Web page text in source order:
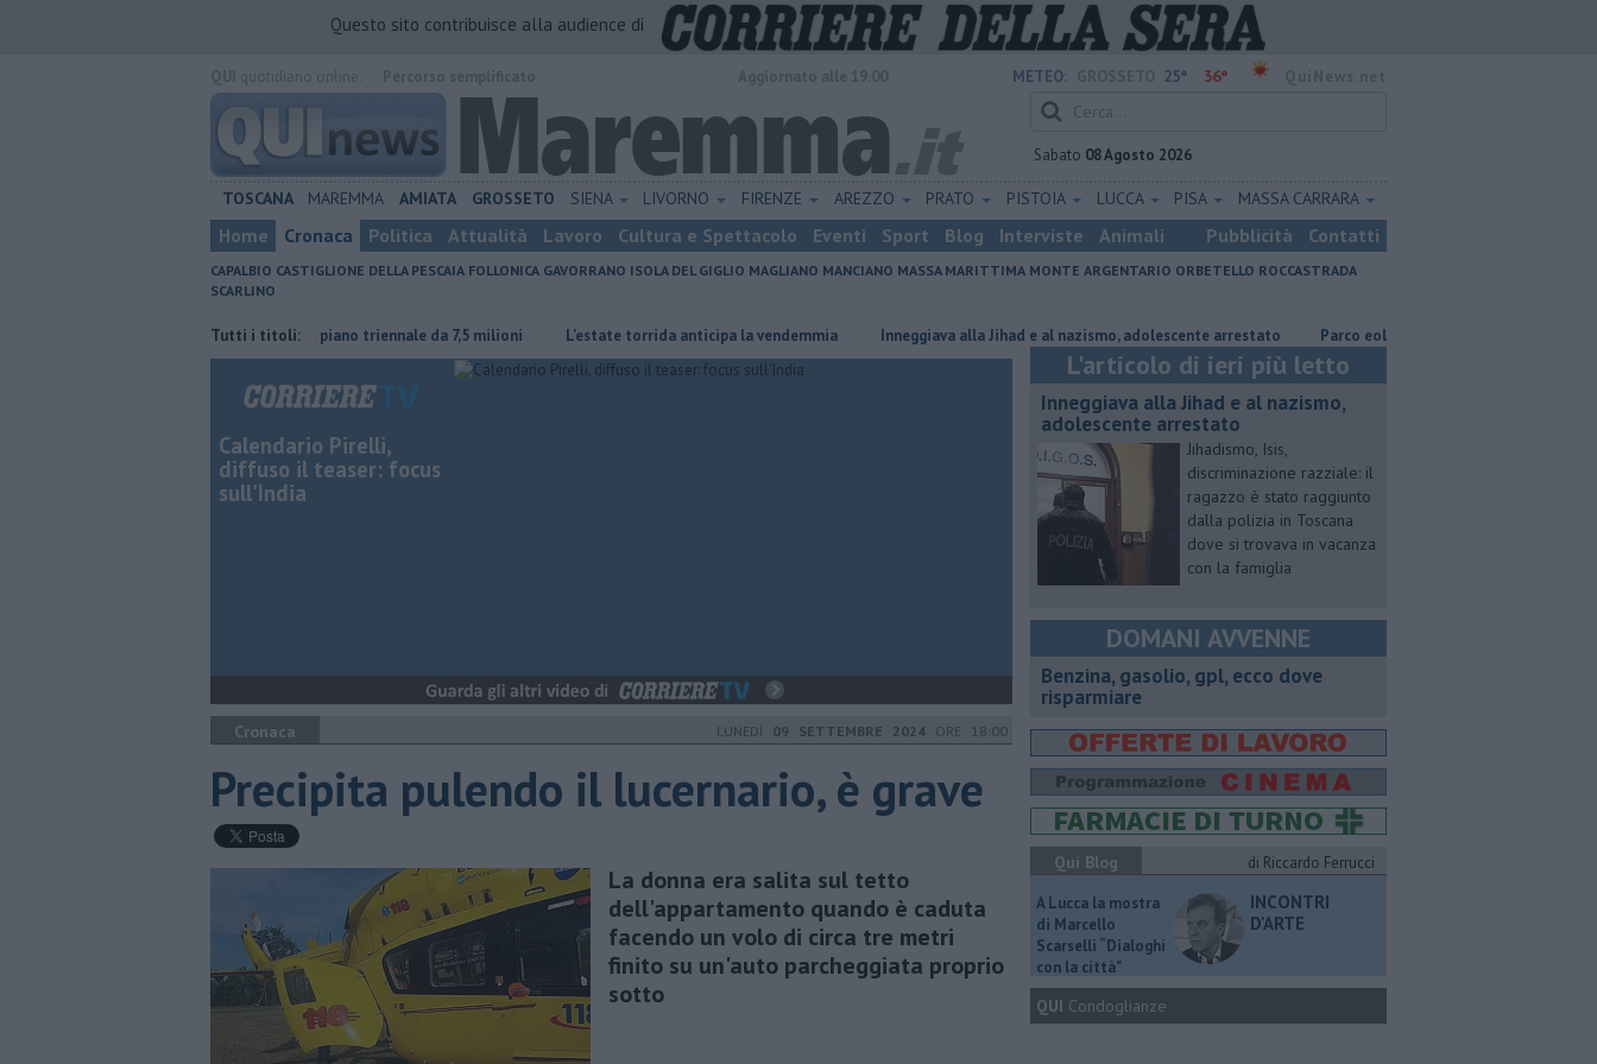
Questo sito contribuisce alla audience di
METEO: 25° 36°
Sabato 08 Agosto 2026
TOSCANA MAREMMA AMIATA GROSSETO SIENA LIVORNO FIRENZE AREZZO PRATO PISTOIA LUCCA PISA MASSA CARRARA
Home Cronaca Politica Attualità Lavoro Cultura e Spettacolo Eventi Sport Blog Interviste Animali Pubblicità Contatti
CAPALBIO CASTIGLIONE DELLA PESCAIA FOLLONICA GAVORRANO ISOLA DEL GIGLIO MAGLIANO MANCIANO MASSA MARITTIMA MONTE ARGENTARIO ORBETELLO ROCCASTRADA
SCARLINO
Tutti i titoli:
Porti regionali, piano triennale da 7,5 milioni L'estate torrida anticipa la vendemmia Inneggiava alla Jihad e al nazismo, adolescente arrestato Parco eolico in mare, Confagricoltura
Calendario Pirelli,
diffuso il teaser: focus
sull'India
Cronaca LUNEDÌ 09 SETTEMBRE 2024 ORE 18:00
Precipita pulendo il lucernario, è grave
La donna era salita sul tetto
dell'appartamento quando è caduta
facendo un volo di circa tre metri
finito su un'auto parcheggiata proprio
sotto
L'articolo di ieri più letto
Inneggiava alla Jihad e al nazismo,
adolescente arrestato
Jihadismo, Isis,
discriminazione razziale: il
ragazzo è stato raggiunto
dalla polizia in Toscana
dove si trovava in vacanza
con la famiglia
DOMANI AVVENNE
​Benzina, gasolio, gpl, ecco dove
risparmiare
Qui Blog
di Riccardo Ferrucci
A Lucca la mostra
di Marcello
Scarselli “Dialoghi
con la città"
INCONTRI
D'ARTE
QUI Condoglianze